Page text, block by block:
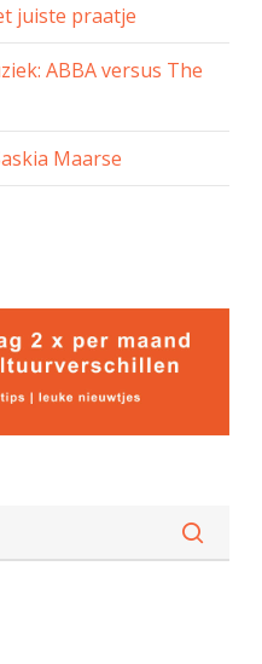
juiste praatje
ABBA versus The
Maarse